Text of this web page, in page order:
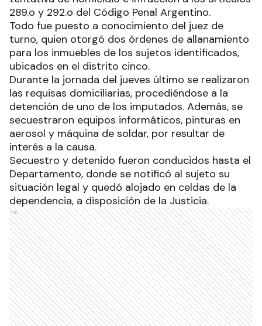
289.o y 292.o del Código Penal Argentino.
Todo fue puesto a conocimiento del juez de
turno, quien otorgó dos órdenes de allanamiento
para los inmuebles de los sujetos identificados,
ubicados en el distrito cinco.
Durante la jornada del jueves último se realizaron
las requisas domiciliarias, procediéndose a la
detención de uno de los imputados. Además, se
secuestraron equipos informáticos, pinturas en
aerosol y máquina de soldar, por resultar de
interés a la causa.
Secuestro y detenido fueron conducidos hasta el
Departamento, donde se notificó al sujeto su
situación legal y quedó alojado en celdas de la
dependencia, a disposición de la Justicia.
Ads